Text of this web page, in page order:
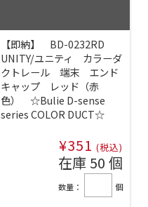
【即納】 BD-0232RD
UNITY/ユニティ カラーダ
クトレール 端末 エンド
キャップ レッド（赤
色） ☆Bulie D-sense
series COLOR DUCT☆
¥351 (税込)
在庫 50 個
数量： 個